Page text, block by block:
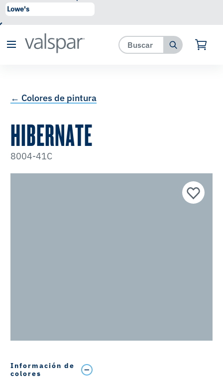
se ha agregado a favoritos.
← Colores de pintura
HIBERNATE
8004-41C
Información de
colores